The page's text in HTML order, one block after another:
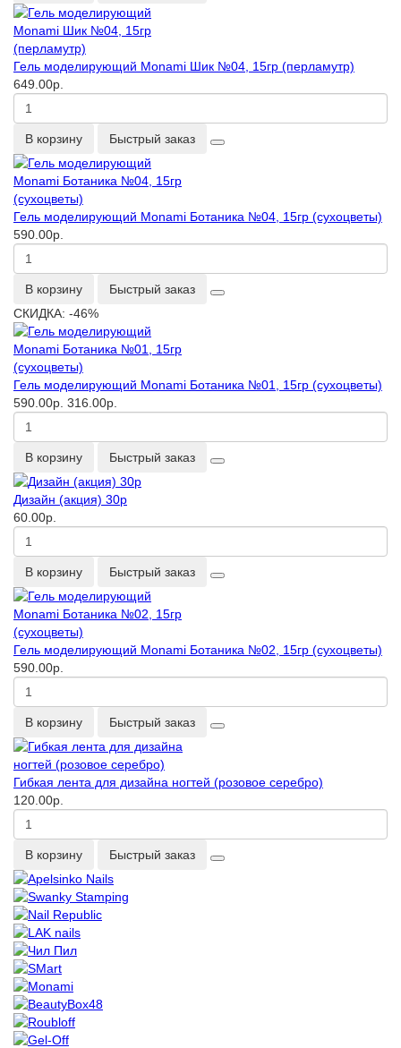
Гель моделирующий Monami Шик №04, 15гр (перламутр)
649.00р.
В корзину Быстрый заказ
Гель моделирующий Monami Ботаника №04, 15гр (сухоцветы)
590.00р.
В корзину
Быстрый заказ
СКИДКА: -46%
Гель моделирующий Monami Ботаника №01, 15гр (сухоцветы)
590.00р. 316.00р.
В корзину Быстрый заказ
Дизайн (акция) 30р
60.00р.
В корзину Быстрый заказ
Гель моделирующий Monami Ботаника №02, 15гр (сухоцветы)
590.00р.
В корзину Быстрый заказ
Гибкая лента для дизайна ногтей (розовое серебро)
120.00р.
В корзину Быстрый заказ